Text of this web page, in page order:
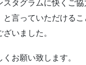
スタグラムに快くご
と言っていただける
いました。
お願い致します。